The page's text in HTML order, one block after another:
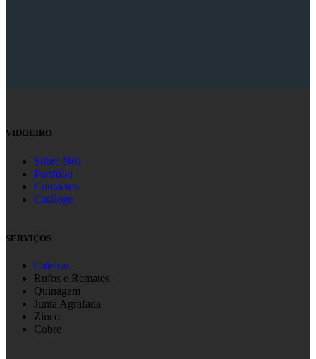
VIDOEIRO
Sobre Nós
Portfólio
Contactos
Catálogo
SERVIÇOS
Caleiras
Rufos e Remates
Quinagem
Junta Agrafada
Zinco
Cobre